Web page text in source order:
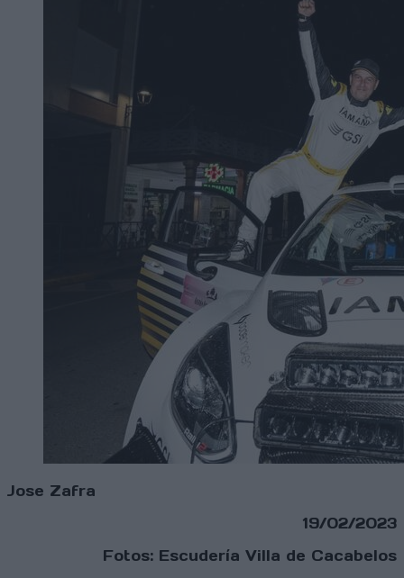
Jose Zafra
19/02/2023
Fotos: Escudería Villa de Cacabelos